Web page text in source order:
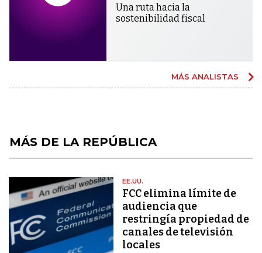
Una ruta hacia la
sostenibilidad fiscal
MÁS ANALISTAS
MÁS DE LA REPÚBLICA
EE.UU.
FCC elimina límite de
audiencia que
restringía propiedad de
canales de televisión
locales